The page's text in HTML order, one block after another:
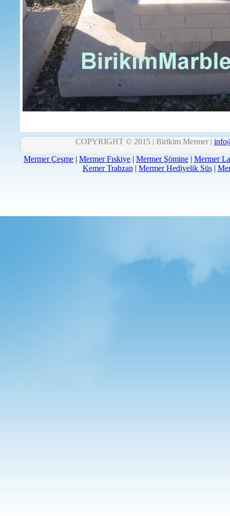
COPYRIGHT © 2015 | Birikim Mermer |
Mermer Çeşme | Mermer Fıskiye | Mermer Şömine | Mermer
Kemer Trabzan | Mermer Hediyelik Süs|